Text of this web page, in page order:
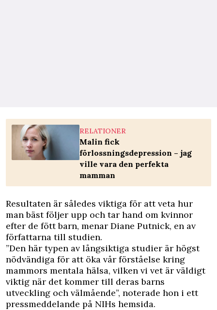
RELATIONER
Malin fick
förlossningsdepression – jag
ville vara den perfekta
mamman
Resultaten är således viktiga för att veta hur
man bäst följer upp och tar hand om kvinnor
efter de fött barn, menar Diane Putnick, en av
författarna till studien.
”Den här typen av långsiktiga studier är högst
nödvändiga för att öka vår förståelse kring
mammors mentala hälsa, vilken vi vet är väldigt
viktig när det kommer till deras barns
utveckling och välmående”, noterade hon i ett
pressmeddelande på NIHs hemsida.